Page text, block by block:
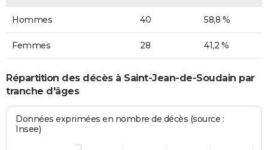
Hommes 40 58,8 %
Femmes 28 41,2 %
Répartition des décès à Saint-Jean-de-Soudain par
tranche d'âges
Données exprimées en nombre de décès (source :
Insee)